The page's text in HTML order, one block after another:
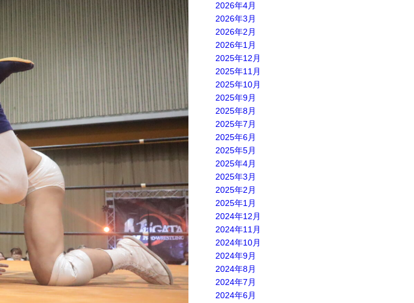
2026年4月
2026年3月
2026年2月
2026年1月
2025年12月
2025年11月
2025年10月
2025年9月
2025年8月
2025年7月
2025年6月
2025年5月
2025年4月
2025年3月
2025年2月
2025年1月
2024年12月
2024年11月
2024年10月
2024年9月
2024年8月
2024年7月
2024年6月